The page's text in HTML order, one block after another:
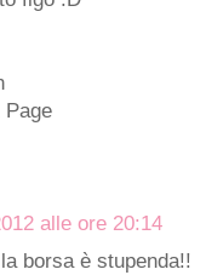
Page
alle ore 20:14
borsa è stupenda!!